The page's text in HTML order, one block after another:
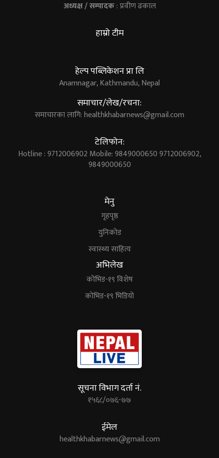
अध्यक्ष / सम्पादक: प्रवीण ढकाल
हाम्रो टीम
हेल्प पब्लिकेशन प्रा लि
Anamnagar, Kathmandu, Nepal
समाचार/लेख/रचना:
समाचारका लागि:healthkhabarnews@gmail.com
टेलिफोन:
Hotline : 9712006902 Mobile: 9849000650 9712006902,
9849000650
मेनु
गृहपृष्ठ
युनिकोड
स्वास्थ्य साहित्य
अभिलेख
कोभिड-१९ विशेष
कोभिड-१९ भिडियो
सूचना विभाग दर्ता नं.
१५६८/०७६-७७
ईमेल
healthkhabarnews@gmail.com